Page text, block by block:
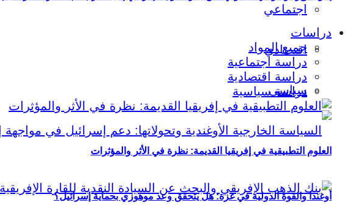
اجتماعي
اقتصادي
سياسي
أوغندا والقوة الدولية في غزة: هل يتحقق وعد موهوزي بحماية إسرائيل؟
دراسات
جميع المواد
دراسة اجتماعية
دراسة اقتصادية
دراسة سياسية
العلوم التطبيقية في إفريقيا القديمة: نظرة في الأثر والمؤثرات